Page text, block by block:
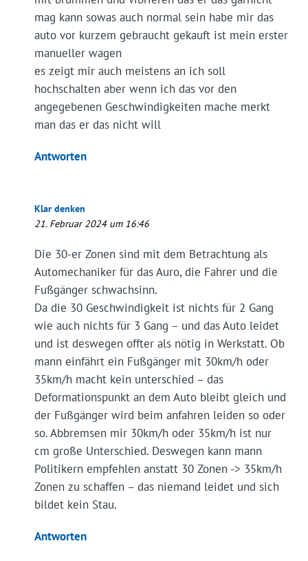
mag kann sowas auch normal sein habe mir das
auto vor kurzem gebraucht gekauft ist mein erster
manueller wagen
es zeigt mir auch meistens an ich soll
hochschalten aber wenn ich das vor den
angegebenen Geschwindigkeiten mache merkt
man das er das nicht will
Antworten
Klar denken
21. Februar 2024 um 16:46
Die 30-er Zonen sind mit dem Betrachtung als
Automechaniker für das Auro, die Fahrer und die
Fußgänger schwachsinn.
Da die 30 Geschwindigkeit ist nichts für 2 Gang
wie auch nichts für 3 Gang – und das Auto leidet
und ist deswegen offter als nötig in Werkstatt. Ob
mann einfährt ein Fußgänger mit 30km/h oder
35km/h macht kein unterschied – das
Deformationspunkt an dem Auto bleibt gleich und
der Fußgänger wird beim anfahren leiden so oder
so. Abbremsen mir 30km/h oder 35km/h ist nur
cm große Unterschied. Deswegen kann mann
Politikern empfehlen anstatt 30 Zonen -> 35km/h
Zonen zu schaffen – das niemand leidet und sich
bildet kein Stau.
Antworten